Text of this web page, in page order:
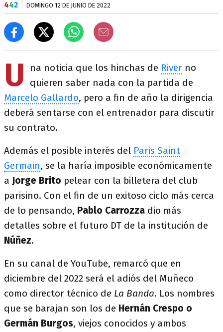
442 DOMINGO 12 DE JUNIO DE 2022
U na noticia que los hinchas de River no
quieren saber nada con la partida de
Marcelo Gallardo, pero a fin de año la dirigencia
deberá sentarse con el entrenador para discutir
su contrato.
Además el posible interés del Paris Saint
Germain, se la haría imposible económicamente
a Jorge Brito pelear con la billetera del club
parisino. Con el fin de un exitoso ciclo más cerca
de lo pensando, Pablo Carrozza dio más
detalles sobre el futuro DT de la institución de
Núñez.
En su canal de YouTube, remarcó que en
diciembre del 2022 será el adiós del Muñeco
como director técnico de La Banda. Los nombres
que se barajan son los de Hernán Crespo o
Germán Burgos, viejos conocidos y ambos